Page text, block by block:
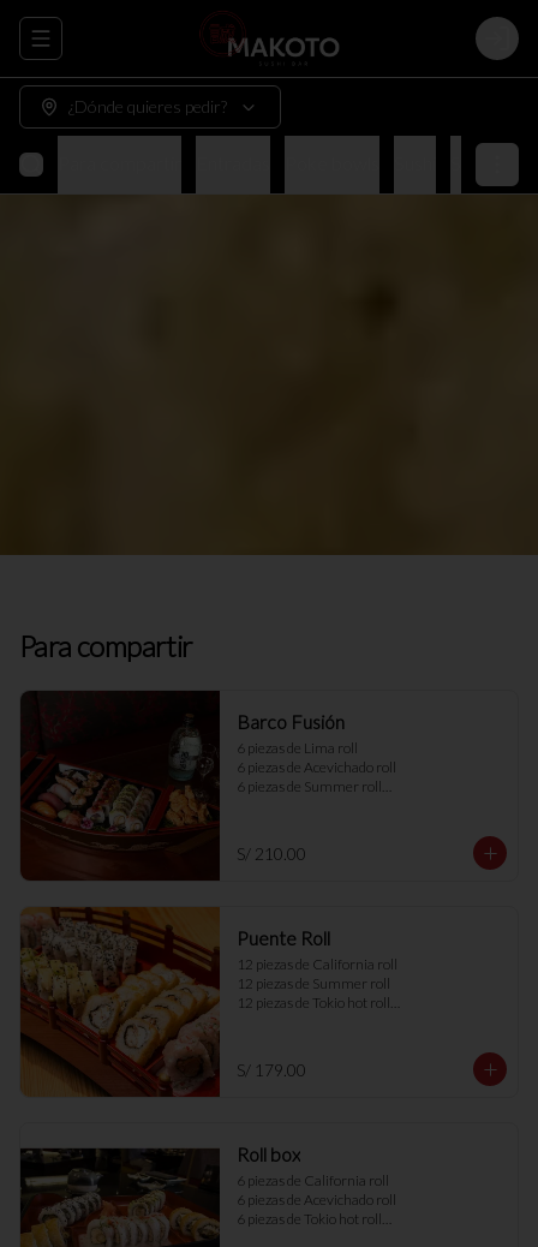
Abrir menu de navegación Login
¿Dónde quieres pedir?
Para compartir
Barco Fusión
6 piezas de Lima roll
6 piezas de Acevichado roll
6 piezas de Summer roll
5 piezas de variedad de sushi
S/ 210.00
Puente Roll
12 piezas de California roll
12 piezas de Summer roll
12 piezas de Tokio hot roll
S/ 179.00
Roll box
6 piezas de California roll
6 piezas de Acevichado roll
6 piezas de Tokio hot roll